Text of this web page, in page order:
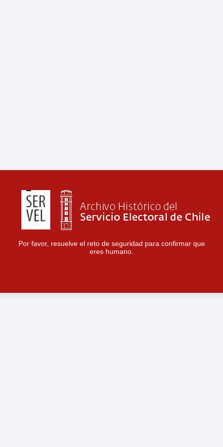
Por favor, resuelve el reto de seguridad para confirmar que
eres humano.